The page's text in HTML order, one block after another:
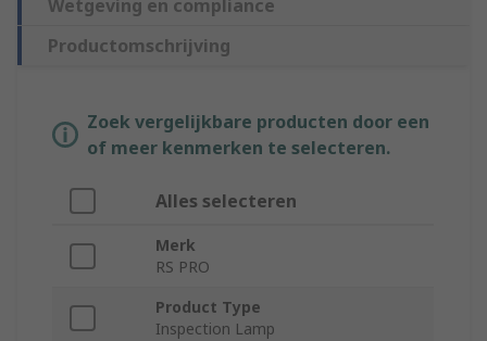
Wetgeving en compliance
Productomschrijving
Zoek vergelijkbare producten door een
of meer kenmerken te selecteren.
Alles selecteren
Merk
RS PRO
Product Type
Inspection Lamp